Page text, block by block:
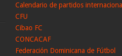
Calendario de partidos
CFU
Cibao FC
CONCACAF
Federación Dominicana de Fútbol